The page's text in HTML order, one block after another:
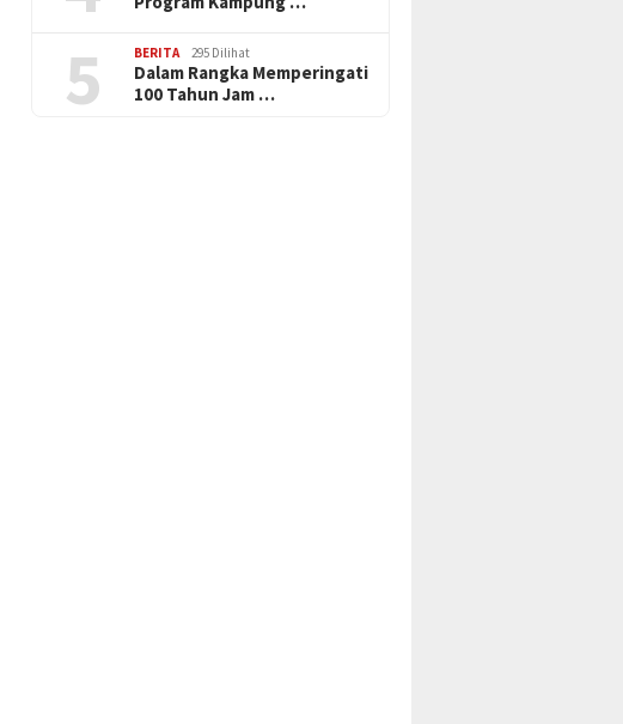
5 BERITA 295 Dilihat
Dalam Rangka Memperingati
100 Tahun Jam …